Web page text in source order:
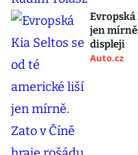
Evropská
jen
displeji
Auto.cz